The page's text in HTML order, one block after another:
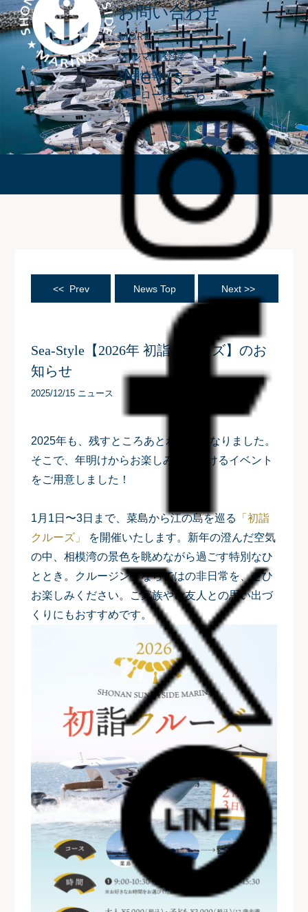
お問い合わせ
MORE
メルマガ登録
採用情報
フォローはこちら：
News
<< Prev News Top Next >>
Sea-Style【2026年 初詣クルーズ】のお
知らせ
2025/12/15 ニュース
2025年も、残すところあとわずかとなりました。
そこで、年明けからお楽しみいただけるイベント
をご用意しました！
1月1日〜3日まで、 菜島から江の島を巡る
「初詣
クルーズ」
を開催いたします。新年の澄んだ空気
の中、相模湾の景色を眺めながら過ごす特別なひ
ととき。クルージングならではの非日常を、ぜひ
お楽しみください。ご家族やご友人との思い出づ
くりにもおすすめです。